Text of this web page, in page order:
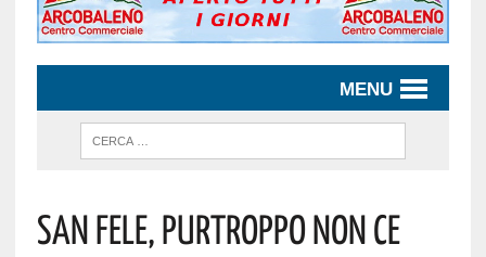
MENU
San Fele, Purtroppo Non Ce